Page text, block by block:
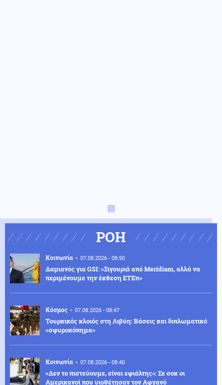
ΡΟΗ
Κοινωνία 07.08.2026 - 08:50
Δαμιανός για GSI: «Σιγουριά από Meridiam, αλλά να
περιμένουμε την έκθεση ΕΤΕπ»
Κόσμος 07.08.2026 - 08:47
Τουρκικός κλοιός στη Λιβύη: Βάσεις και διπλωματικό
«σφυροκόπημα»
Κοινωνία 07.08.2026 - 08:40
«Δεν το πιστεύουμε, είναι εφιάλτης»: Σε σοκ οι
Αμερικανοί που υιοθέτησαν τον Αφγανό